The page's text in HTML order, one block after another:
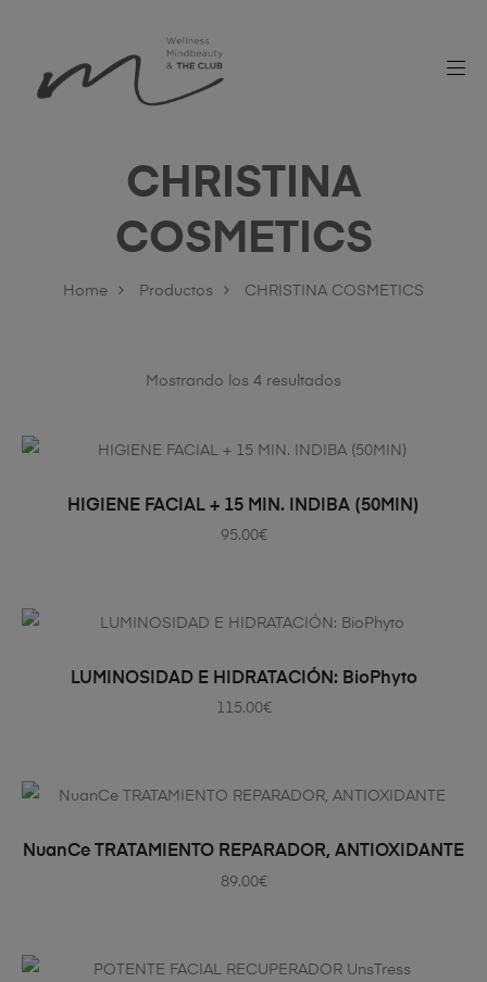
Home Productos CHRISTINA COSMETICS
CHRISTINA
COSMETICS
Mostrando los 4 resultados
AÑADIR AL CARRITO
HIGIENE FACIAL + 15 MIN. INDIBA (50MIN)
95.00€
AÑADIR AL CARRITO
LUMINOSIDAD E HIDRATACIÓN: BioPhyto
115.00€
AÑADIR AL CARRITO
NuanCe TRATAMIENTO REPARADOR, ANTIOXIDANTE
89.00€